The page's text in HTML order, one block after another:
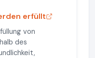
erfüllt
von
des